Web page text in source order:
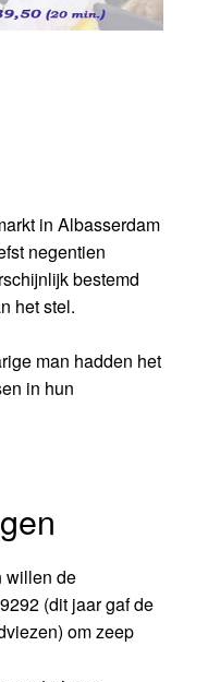
in Albasserdam
negentien
bestemd
het stel.
man hadden het
in hun
willen de
(dit jaar gaf de
om zeep